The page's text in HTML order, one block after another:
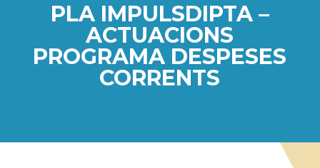
PLA IMPULSDIPTA –
ACTUACIONS
PROGRAMA DESPESES
CORRENTS